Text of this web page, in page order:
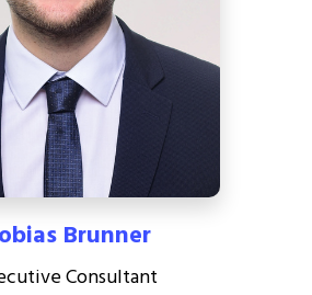
Brunner
Consultant